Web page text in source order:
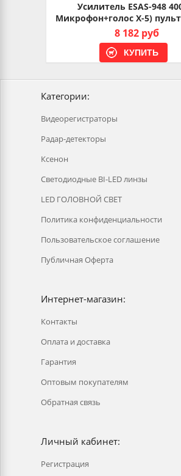
Усилитель ESAS-948
Микрофон+голос X-5)
8 182 руб
Категории:
Видеорегистраторы
Радар-детекторы
Ксенон
Светодиодные BI-LED линзы
LED ГОЛОВНОЙ СВЕТ
Политика конфиденциальности
Пользовательское соглашение
Публичная Оферта
Интернет-магазин:
Контакты
Оплата и доставка
Гарантия
Оптовым покупателям
Обратная связь
Личный кабинет:
Регистрация